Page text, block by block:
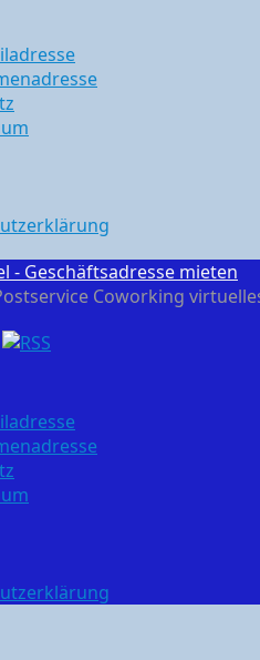
- Geschäftsadresse mieten
Coworking